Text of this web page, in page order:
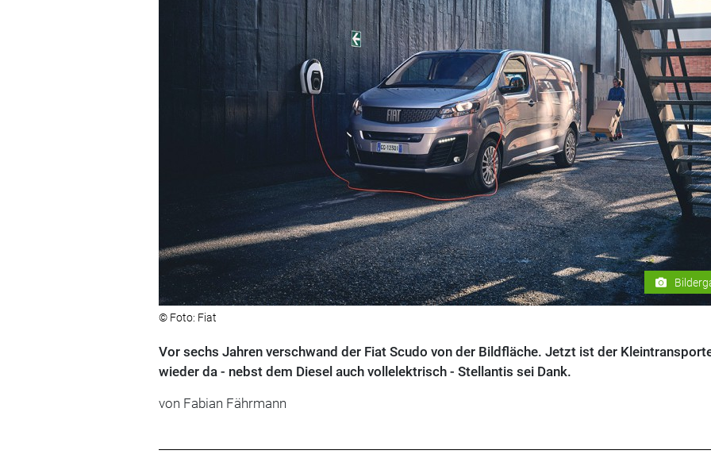
© Foto: Fiat
Vor sechs Jahren verschwand der Fiat Scudo von der Bildfläche. Jetzt ist der
wieder da - nebst dem Diesel auch vollelektrisch - Stellantis sei Dank.
von Fabian Fährmann